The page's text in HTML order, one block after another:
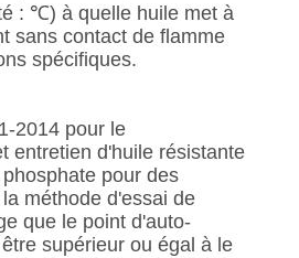
: ℃) à quelle huile met à
sans contact de flamme
spécifiques.
2014 pour le
entretien d'huile résistante
pour des
méthode d'essai de
que le point d'auto-
supérieur ou égal à le